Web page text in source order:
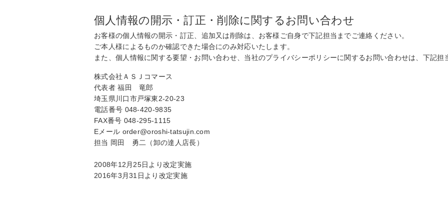
個人情報の開示・訂正・削除に関するお問い合わせ
お客様の個人情報の開示・訂正、追加又は削除は、お客様ご自身で下記担当までご連絡ください。
ご本人様によるものか確認できた場合にのみ対応いたします。
また、個人情報に関する要望・お問い合わせ、当社のプライバシーポリシーに関するお問い合わせは、下記担
株式会社ＡＳＪコマース
代表者 福田 竜郎
埼玉県川口市戸塚東2-20-23
電話番号 048-420-9835
FAX番号 048-295-1115
Eメール order@oroshi-tatsujin.com
担当 岡田 勇二（卸の達人店長）
2008年12月25日より改定実施
2016年3月31日より改定実施